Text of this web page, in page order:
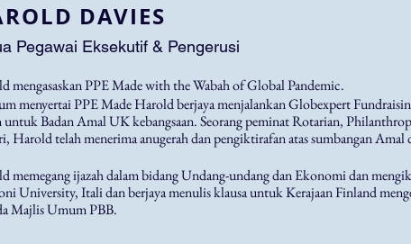
DAVIES
Pegawai Eksekutif & Pengerusi
mengasaskan PPE Made with the Wabah of Global Pandemic.
menyertai PPE Made Harold berjaya menjalankan Globexpert
untuk Badan Amal UK kebangsaan. Seorang peminat Rotarian,
Harold telah menerima anugerah dan pengiktirafan atas sumbangan Amal
memegang ijazah dalam bidang Undang-undang dan Ekonomi dan
University, Itali dan berjaya menulis klausa untuk Kerajaan Finland
Majlis Umum PBB.